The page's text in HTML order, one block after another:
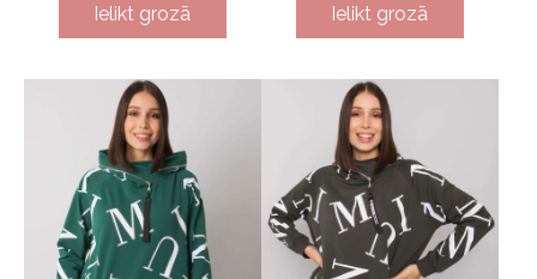
Ielikt grozā Ielikt grozā